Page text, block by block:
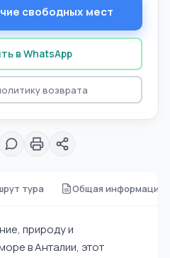
тура Общая информация
природу и
в Анталии, этот
свободных мест
в WhatsApp
возврата